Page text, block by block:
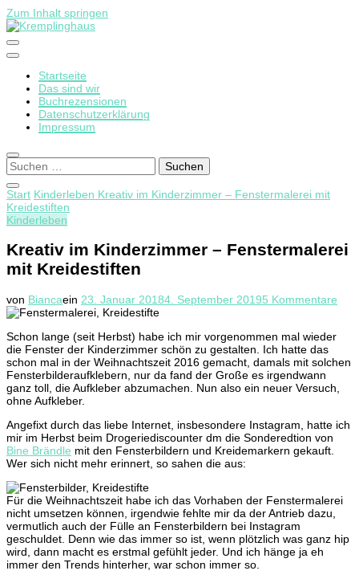
Zum Inhalt springen
Kremplinghaus
Startseite
Das sind wir
Buchrezensionen
Datenschutzerklärung
Impressum
Suchen
nach:
Start Kinderleben Kreativ im Kinderzimmer – Fenstermalerei mit
Kreidestiften
Kinderleben
Kreativ im Kinderzimmer – Fenstermalerei
mit Kreidestiften
von Biancaein 23. Januar 20184. September 20195 Kommentare
Schon lange (seit Herbst) habe ich mir vorgenommen mal wieder
die Fenster der Kinderzimmer schön zu gestalten. Ich hatte das
schon mal in der Weihnachtszeit 2016 gemacht, damals mit solchen
Fensterbilderaufklebern, nur da fand der Große es irgendwann
ganz toll, die Aufkleber abzumachen. Nun also ein neuer Versuch,
ohne Aufkleber.
Angefixt durch das liebe Internet, insbesondere Instagram, hatte ich
mir im Herbst beim Drogeriediscounter dm die Sonderedtion von
Bine Brändle mit den Fensterbildern und Kreidemarkern gekauft.
Wer sich nicht mehr erinnert, so sahen die aus:
Für die Weihnachtszeit habe ich das Vorhaben der Fenstermalerei
nicht umsetzen können, irgendwie fehlte mir da der Antrieb dazu,
vermutlich auch der Fülle an Fensterbildern bei Instagram
geschuldet. Denn wie das immer so ist, wenn plötzlich was ganz hip
wird, dann macht es erstmal gefühlt jeder. Und ich hänge ja eh
immer den Trends hinterher, war schon immer so.